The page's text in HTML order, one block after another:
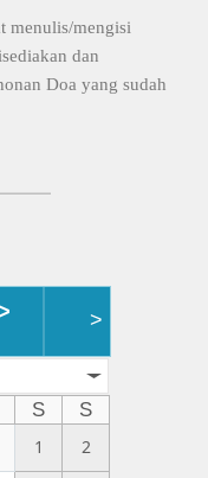
menulis/mengisi
dan
Doa yang sudah
>
S
S
1
2